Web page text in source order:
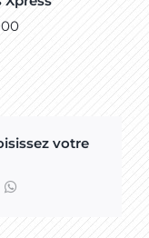
votre